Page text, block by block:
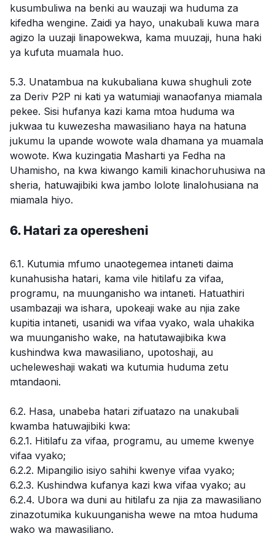
kusumbuliwa na benki au wauzaji wa huduma za
kifedha wengine. Zaidi ya hayo, unakubali kuwa mara
agizo la uuzaji linapowekwa, kama muuzaji, huna haki
ya kufuta muamala huo.
5.3. Unatambua na kukubaliana kuwa shughuli zote
za Deriv P2P ni kati ya watumiaji wanaofanya miamala
pekee. Sisi hufanya kazi kama mtoa huduma wa
jukwaa tu kuwezesha mawasiliano haya na hatuna
jukumu la upande wowote wala dhamana ya muamala
wowote. Kwa kuzingatia Masharti ya Fedha na
Uhamisho, na kwa kiwango kamili kinachoruhusiwa na
sheria, hatuwajibiki kwa jambo lolote linalohusiana na
miamala hiyo.
6. Hatari za operesheni
6.1. Kutumia mfumo unaotegemea intaneti daima
kunahusisha hatari, kama vile hitilafu za vifaa,
programu, na muunganisho wa intaneti. Hatuathiri
usambazaji wa ishara, upokeaji wake au njia zake
kupitia intaneti, usanidi wa vifaa vyako, wala uhakika
wa muunganisho wake, na hatutawajibika kwa
kushindwa kwa mawasiliano, upotoshaji, au
ucheleweshaji wakati wa kutumia huduma zetu
mtandaoni.
6.2. Hasa, unabeba hatari zifuatazo na unakubali
kwamba hatuwajibiki kwa:
6.2.1. Hitilafu za vifaa, programu, au umeme kwenye
vifaa vyako;
6.2.2. Mipangilio isiyo sahihi kwenye vifaa vyako;
6.2.3. Kushindwa kufanya kazi kwa vifaa vyako; au
6.2.4. Ubora wa duni au hitilafu za njia za mawasiliano
zinazotumika kukuunganisha wewe na mtoa huduma
wako wa mawasiliano.